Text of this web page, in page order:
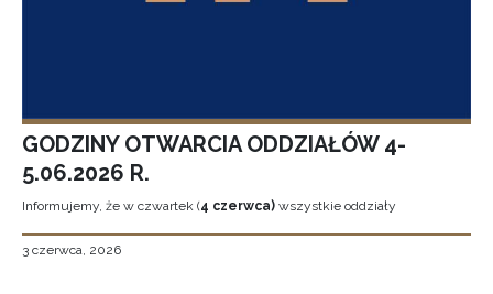
GODZINY OTWARCIA ODDZIAŁÓW 4-
5.06.2026 R.
Informujemy, że w czwartek (4 czerwca) wszystkie oddziały
3 czerwca, 2026